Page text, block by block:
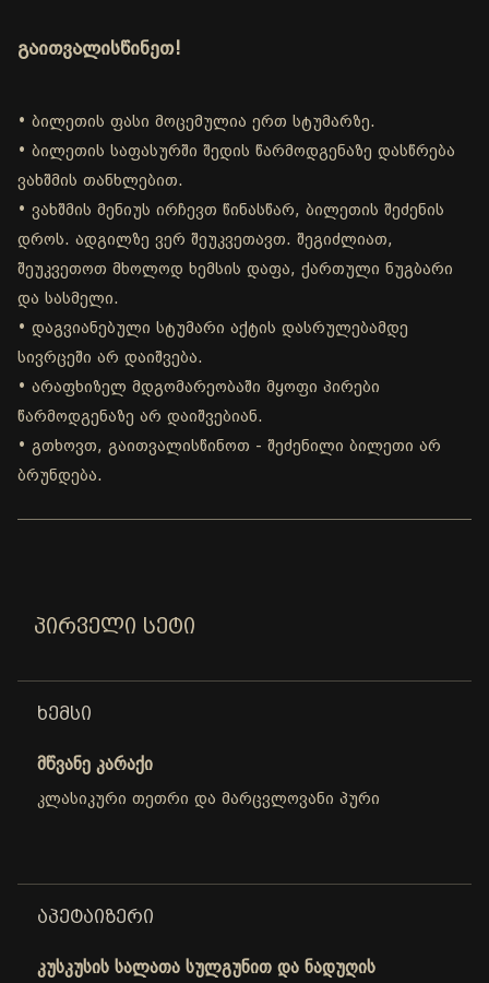
გაითვალისწინეთ!
• ბილეთის ფასი მოცემულია ერთ სტუმარზე.
• ბილეთის საფასურში შედის წარმოდგენაზე დასწრება
ვახშმის თანხლებით.
• ვახშმის მენიუს ირჩევთ წინასწარ, ბილეთის შეძენის
დროს. ადგილზე ვერ შეუკვეთავთ. შეგიძლიათ,
შეუკვეთოთ მხოლოდ ხემსის დაფა, ქართული ნუგბარი
და სასმელი.
• დაგვიანებული სტუმარი აქტის დასრულებამდე
სივრცეში არ დაიშვება.
• არაფხიზელ მდგომარეობაში მყოფი პირები
წარმოდგენაზე არ დაიშვებიან.
• გთხოვთ, გაითვალისწინოთ - შეძენილი ბილეთი არ
ბრუნდება.
ᲞᲘᲠᲕᲔᲚᲘ ᲡᲔᲢᲘ
ᲮᲔᲛᲡᲘ
მწვანე კარაქი
კლასიკური თეთრი და მარცვლოვანი პური
ᲐᲞᲔᲢᲐᲘᲖᲔᲠᲘ
კუსკუსის სალათა სულგუნით და ნადუღის